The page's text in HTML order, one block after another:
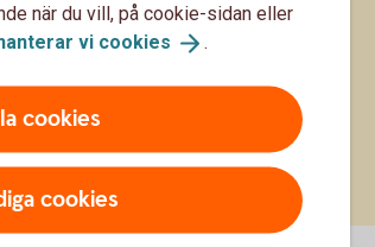
när du vill, på cookie-sidan eller
vi cookies .
cookies
cookies